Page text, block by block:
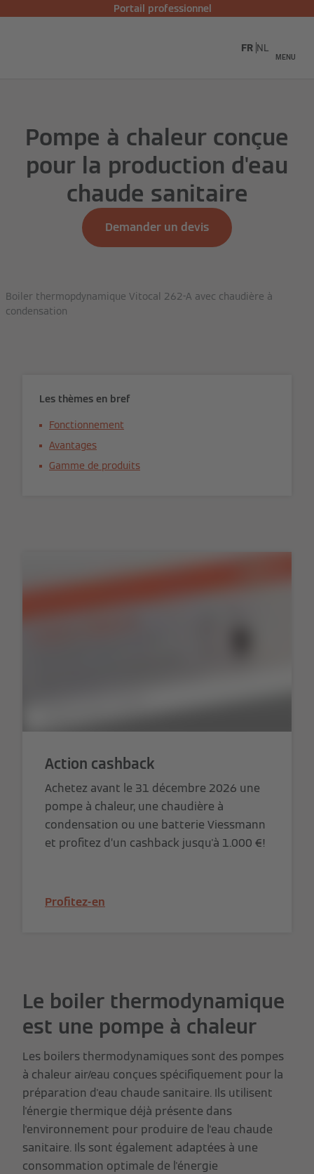
Portail professionnel
MENU
FR NL
Pompe à chaleur conçue
pour la production d'eau
chaude sanitaire
Demander un devis
Boiler thermopdynamique Vitocal 262-A avec chaudière à
condensation
Les thèmes en bref
Fonctionnement
Avantages
Gamme de produits
Action cashback
Achetez avant le 31 décembre 2026 une
pompe à chaleur, une chaudière à
condensation ou une batterie Viessmann
et profitez d’un cashback jusqu'à 1.000 €!
Profitez-en
Le boiler thermodynamique
est une pompe à chaleur
Les boilers thermodynamiques sont des pompes
à chaleur air/eau conçues spécifiquement pour la
préparation d'eau chaude sanitaire. Ils utilisent
l'énergie thermique déjà présente dans
l'environnement pour produire de l'eau chaude
sanitaire. Ils sont également adaptées à une
consommation optimale de l'énergie